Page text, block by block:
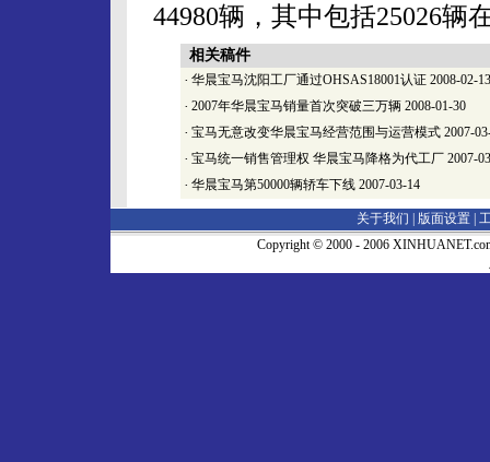
44980辆，其中包括25026辆
相关稿件
· 华晨宝马沈阳工厂通过OHSAS18001认证 2008-02-13
· 2007年华晨宝马销量首次突破三万辆 2008-01-30
· 宝马无意改变华晨宝马经营范围与运营模式 2007-
· 宝马统一销售管理权 华晨宝马降格为代工厂 2007-
· 华晨宝马第50000辆轿车下线 2007-03-14
关于我们 | 版面设置
Copyright © 2000 - 2006